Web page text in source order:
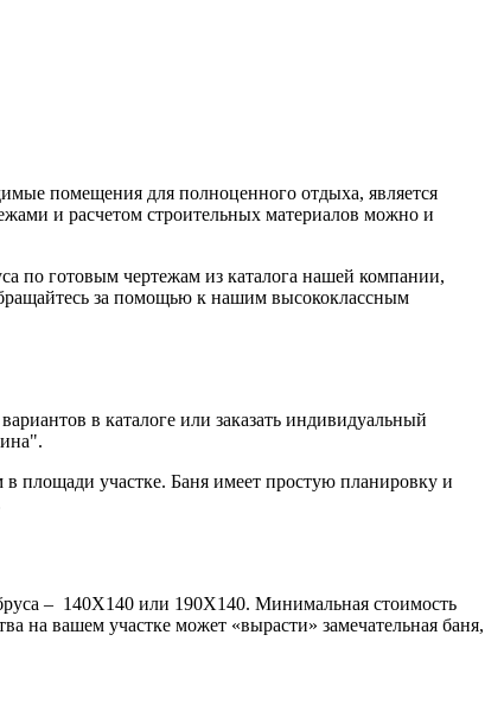
помещения для полноценного отдыха, является
и расчетом строительных материалов можно и
по готовым чертежам из каталога нашей компании,
за помощью к нашим высококлассным
в каталоге или заказать индивидуальный
в площади участке. Баня имеет простую планировку и
– 140Х140 или 190Х140. Минимальная стоимость
на вашем участке может «вырасти» замечательная баня,